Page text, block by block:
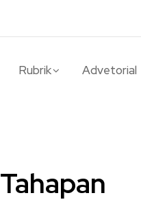
Rubrik Advetorial